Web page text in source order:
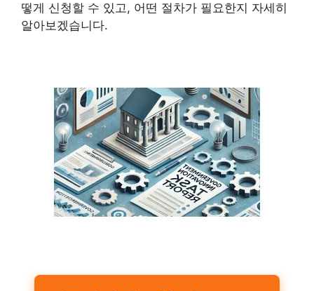
떻게 신청할 수 있고, 어떤 절차가 필요한지 자세히
알아보겠습니다.